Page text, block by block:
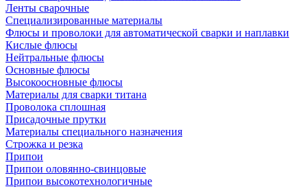
Ленты сварочные
Специализированные материалы
Флюсы и проволоки для автоматической сварки и наплавки
Кислые флюсы
Нейтральные флюсы
Основные флюсы
Высокоосновные флюсы
Материалы для сварки титана
Проволока сплошная
Присадочные прутки
Материалы специального назначения
Строжка и резка
Припои
Припои оловянно-свинцовые
Припои высокотехнологичные